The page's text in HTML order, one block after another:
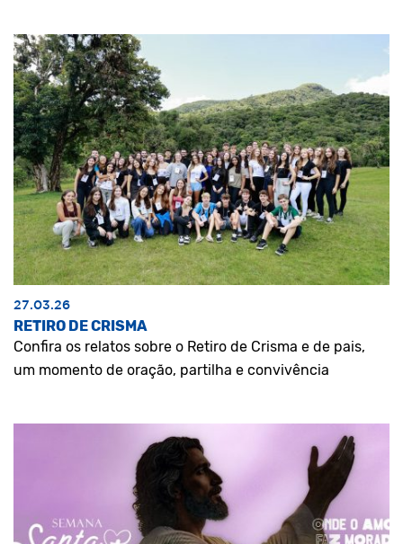
27.03.26
RETIRO DE CRISMA
Confira os relatos sobre o Retiro de Crisma e de pais,
um momento de oração, partilha e convivência